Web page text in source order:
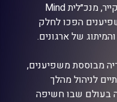
בפרק 99 של "לא רק יח״צ" ליאת בקייר, מנכ״לית Mind
הפכו לחלק
של ארגונים.
מבוססת משפיענים,
לניהול מהלך
בעולם שבו חשיפה